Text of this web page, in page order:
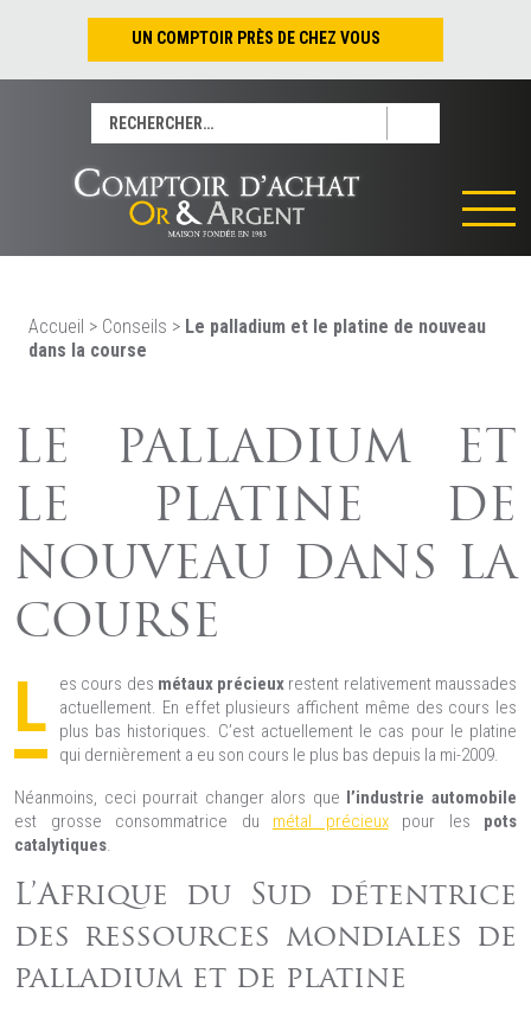
UN COMPTOIR PRÈS DE CHEZ VOUS
Nantes – Jean-Jacques Rousseau
Nantes – Saint-Pierre
Tours
La Rochelle
La Roche/Yon
Rechercher :
Accueil > Conseils > Le palladium et le platine de nouveau
dans la course
LE PALLADIUM ET
LE PLATINE DE
NOUVEAU DANS LA
COURSE
L es cours des métaux précieux restent relativement maussades
actuellement. En effet plusieurs affichent même des cours les
plus bas historiques. C’est actuellement le cas pour le platine
qui dernièrement a eu son cours le plus bas depuis la mi-2009.
Néanmoins, ceci pourrait changer alors que l’industrie automobile
est grosse consommatrice du métal précieuxpour les pots
catalytiques.
L’Afrique du Sud détentrice
des ressources mondiales de
palladium et de platine